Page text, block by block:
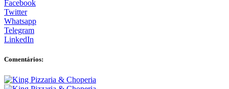
Facebook
Twitter
Whatsapp
Telegram
LinkedIn
Comentários: